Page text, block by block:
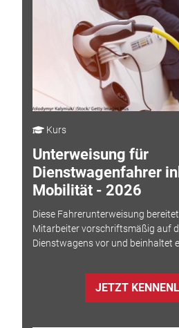
Kurs
Unterweisung für
Dienstwagenfahrer
Mobilität - 2026
Diese Fahrerunterweisung
Mitarbeiter vorschriftsmäßig auf
Dienstwagens vor und beinhaltet
JETZT